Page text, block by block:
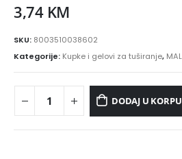
3,74 KM
SKU: 8003510038602
Kategorije: Kupke i gelovi za tuširanje,
DODAJ U KORPU